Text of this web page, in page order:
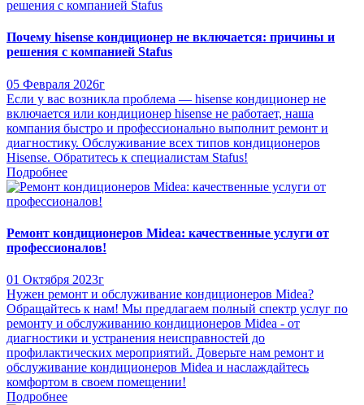
Почему hisense кондиционер не включается: причины и
решения с компанией Stafus
05 Февраля 2026г
Если у вас возникла проблема — hisense кондиционер не
включается или кондиционер hisense не работает, наша
компания быстро и профессионально выполнит ремонт и
диагностику. Обслуживание всех типов кондиционеров
Hisense. Обратитесь к специалистам Stafus!
Подробнее
Ремонт кондиционеров Midea: качественные услуги от
профессионалов!
01 Октября 2023г
Нужен ремонт и обслуживание кондиционеров Midea?
Обращайтесь к нам! Мы предлагаем полный спектр услуг по
ремонту и обслуживанию кондиционеров Midea - от
диагностики и устранения неисправностей до
профилактических мероприятий. Доверьте нам ремонт и
обслуживание кондиционеров Midea и наслаждайтесь
комфортом в своем помещении!
Подробнее